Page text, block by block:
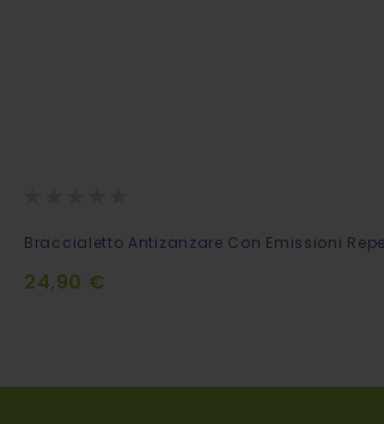
Braccialetto Antizanzare Con Emissioni
24,90 €
Aggiungi
Carrello